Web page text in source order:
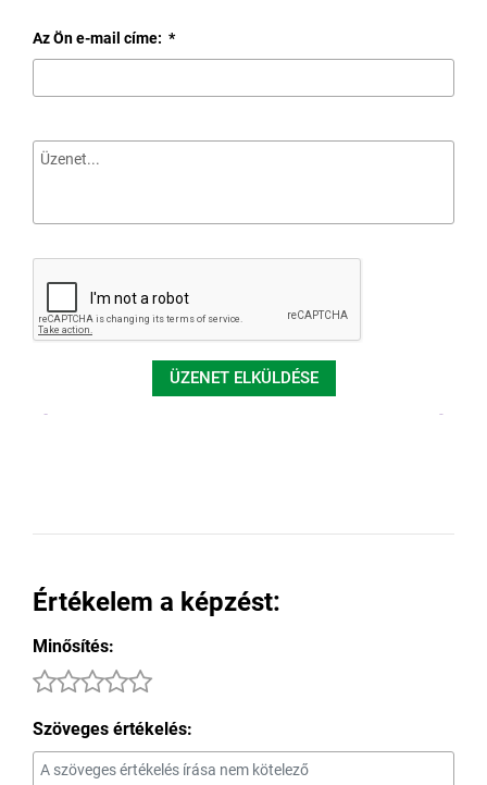
Az Ön e-mail címe: *
ÜZENET ELKÜLDÉSE
Értékelem a képzést:
Minősítés:
Szöveges értékelés: